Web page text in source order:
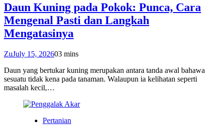
Daun Kuning pada Pokok: Punca, Cara
Mengenal Pasti dan Langkah
Mengatasinya
ZuJuly 15, 202603 mins
Daun yang bertukar kuning merupakan antara tanda awal bahawa
sesuatu tidak kena pada tanaman. Walaupun ia kelihatan seperti
masalah kecil,…
Pertanian